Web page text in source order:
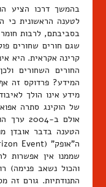
בהמשך דרכו הציע
לטענה הראשונית כי
שגם חורים שחורים
קרינה אקראית. היא
החורים השחורים
המידע? פרדוקס זה
מידע אינו הולך
של הוקינג סתרה
אולם ב-
הטענה בדבר אובדן
שממנו אין אפשרות
והכול נשאב פנימה)
התנודתיות. גורם זה